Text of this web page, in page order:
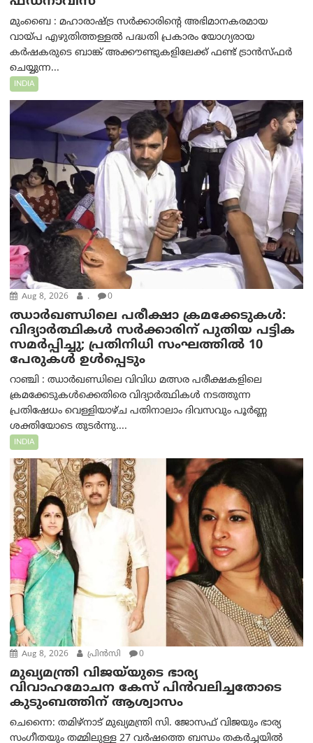
മുംബൈ : മഹാരാഷ്ട്ര സർക്കാരിന്റെ അഭിമാനകരമായ
വായ്പ എഴുതിത്തള്ളൽ പദ്ധതി പ്രകാരം യോഗ്യരായ
കർഷകരുടെ ബാങ്ക് അക്കൗണ്ടുകളിലേക്ക് ഫണ്ട് ട്രാൻസ്ഫർ
ചെയ്യുന്ന...
INDIA
Aug 8, 2026 . 0
ഝാര്‍ഖണ്ഡിലെ പരീക്ഷാ ക്രമക്കേടുകള്‍:
വിദ്യാർത്ഥികൾ സർക്കാരിന് പുതിയ പട്ടിക
സമർപ്പിച്ചു; പ്രതിനിധി സംഘത്തിൽ 10
പേരുകൾ ഉൾപ്പെടും
റാഞ്ചി : ഝാർഖണ്ഡിലെ വിവിധ മത്സര പരീക്ഷകളിലെ
ക്രമക്കേടുകൾക്കെതിരെ വിദ്യാർത്ഥികൾ നടത്തുന്ന
പ്രതിഷേധം വെള്ളിയാഴ്ച പതിനാലാം ദിവസവും പൂർണ്ണ
ശക്തിയോടെ തുടർന്നു....
INDIA
Aug 8, 2026 പ്രിന്‍സി 0
മുഖ്യമന്ത്രി വിജയ്‌യുടെ ഭാര്യ
വിവാഹമോചന കേസ് പിൻവലിച്ചതോടെ
കുടുംബത്തിന് ആശ്വാസം
ചെന്നൈ: തമിഴ്‌നാട് മുഖ്യമന്ത്രി സി. ജോസഫ് വിജയും ഭാര്യ
സംഗീതയും തമ്മിലുള്ള 27 വർഷത്തെ ബന്ധം തകർച്ചയിൽ